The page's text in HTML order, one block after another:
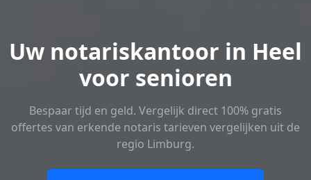
Uw notariskantoor in Heel
voor senioren
Bespaar tijd en geld. Vergelijk direct 100% gratis
offertes van erkende notaris tarieven vergelijken uit de
regio Limburg.